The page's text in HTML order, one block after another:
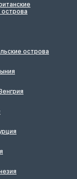
острова
острова